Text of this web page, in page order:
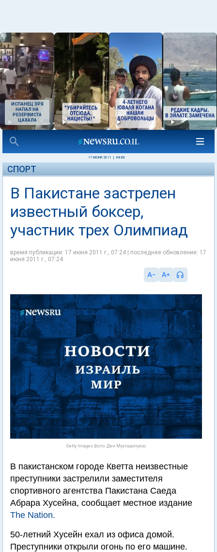
ИСПАНЕЦ ЗРЯ
НАПАЛ НА
РЕЗЕРВИСТА
ЦАХАЛА
17 ИЮНЯ 2011 04:00
СПОРТ
В Пакистане застрелен
известный боксер,
участник трех Олимпиад
время публикации: 17 июня 2011 г., 07:24 | последнее обновление: 17
июня 2011 г., 07:24
Getty Images Фото: Дин Мухтаропулос
В пакистанском городе Кветта неизвестные
преступники застрелили заместителя
спортивного агентства Пакистана Саеда
Абрара Хусейна, сообщает местное издание
The Nation.
50-летний Хусейн ехал из офиса домой.
Преступники открыли огонь по его машине.